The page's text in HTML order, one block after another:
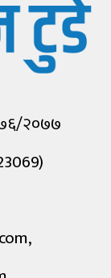
२०७७
,